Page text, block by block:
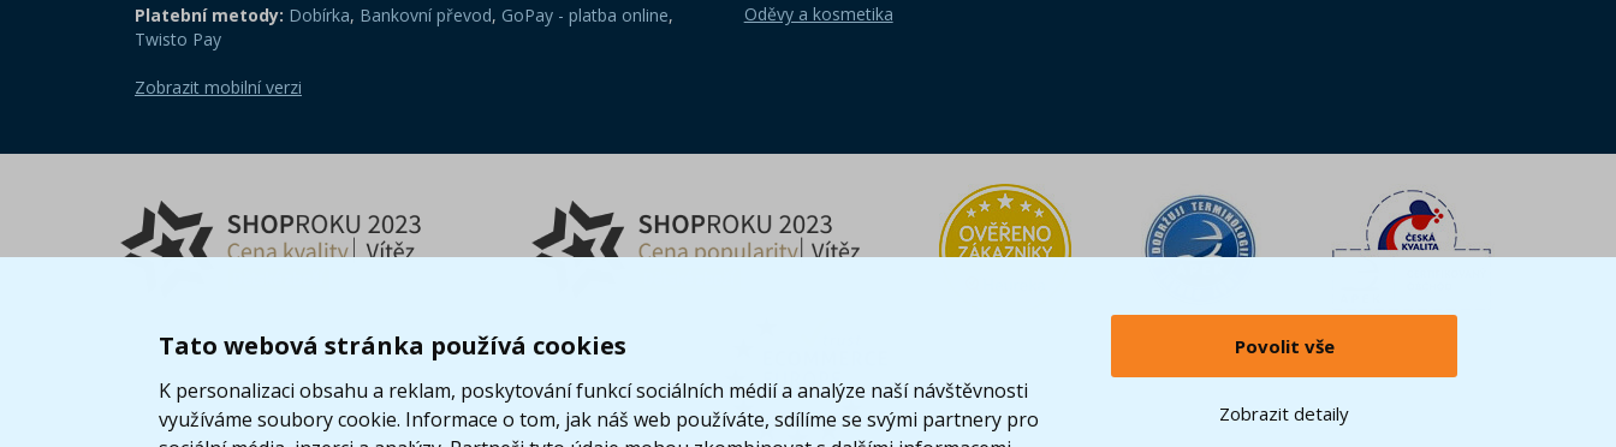
Tato webová stránka používá cookies
K personalizaci obsahu a reklam, poskytování funkcí sociálních médií a analýze naší návštěvnosti
využíváme soubory cookie. Informace o tom, jak náš web používáte, sdílíme se svými partnery pro
Povolit vše
Zobrazit detaily
Oděvy a kosmetika
Platební metody: Dobírka, Bankovní převod, GoPay - platba online,
Twisto Pay
Zobrazit mobilní verzi